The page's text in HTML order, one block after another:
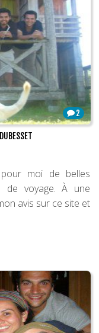
2
moi de belles
de voyage. À une
avis sur ce site et